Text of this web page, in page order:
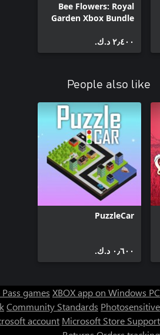
Bee Flowers: Royal
Garden Xbox Bundle
٢٫٤٠٠ د.ك.‏
People also like
PuzzleCar
٠٫٦٠٠ د.ك.‏
games XBOX app on Windows PC
Community Standards Photosensitive
account Microsoft Store Support